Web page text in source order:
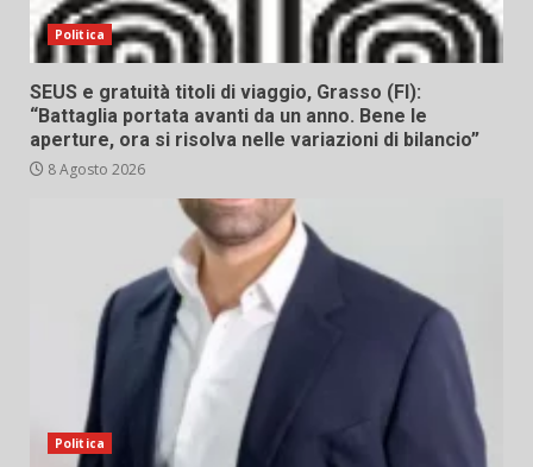
Politica
SEUS e gratuità titoli di viaggio, Grasso (FI):
“Battaglia portata avanti da un anno. Bene le
aperture, ora si risolva nelle variazioni di bilancio”
8 Agosto 2026
Politica